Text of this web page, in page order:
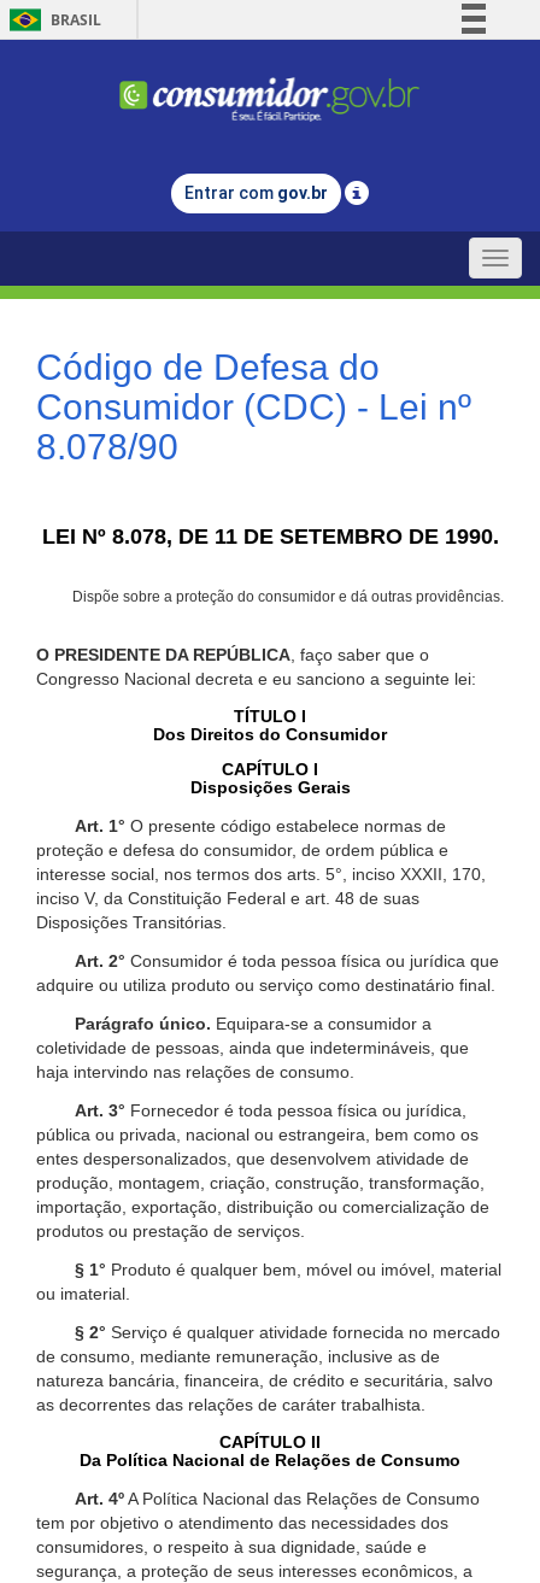
BRASIL
Comunica BR
Legislação
Entrar com gov.br
Toggle
Código de Defesa do
Consumidor (CDC) - Lei nº
8.078/90
LEI Nº 8.078, DE 11 DE SETEMBRO DE 1990.
Dispõe sobre a proteção do consumidor e dá outras providências.
O PRESIDENTE DA REPÚBLICA , faço saber que o
Congresso Nacional decreta e eu sanciono a seguinte lei:
TÍTULO I
Dos Direitos do Consumidor
CAPÍTULO I
Disposições Gerais
Art. 1° O presente código estabelece normas de
proteção e defesa do consumidor, de ordem pública e
interesse social, nos termos dos arts. 5°, inciso XXXII, 170,
inciso V, da Constituição Federal e art. 48 de suas
Disposições Transitórias.
Art. 2° Consumidor é toda pessoa física ou jurídica que
adquire ou utiliza produto ou serviço como destinatário final.
Parágrafo único. Equipara-se a consumidor a
coletividade de pessoas, ainda que indetermináveis, que
haja intervindo nas relações de consumo.
Art. 3° Fornecedor é toda pessoa física ou jurídica,
pública ou privada, nacional ou estrangeira, bem como os
entes despersonalizados, que desenvolvem atividade de
produção, montagem, criação, construção, transformação,
importação, exportação, distribuição ou comercialização de
produtos ou prestação de serviços.
§ 1° Produto é qualquer bem, móvel ou imóvel, material
ou imaterial.
§ 2° Serviço é qualquer atividade fornecida no mercado
de consumo, mediante remuneração, inclusive as de
natureza bancária, financeira, de crédito e securitária, salvo
as decorrentes das relações de caráter trabalhista.
CAPÍTULO II
Da Política Nacional de Relações de Consumo
Art. 4ºA Política Nacional das Relações de Consumo
tem por objetivo o atendimento das necessidades dos
consumidores, o respeito à sua dignidade, saúde e
segurança, a proteção de seus interesses econômicos, a